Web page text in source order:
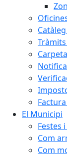
El Municipi
Festes
Com
Com